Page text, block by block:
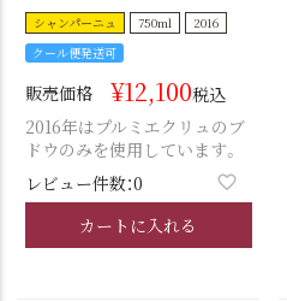
シャンパーニュ 750ml
2016
クール便発送可
販売価格 ¥12,100税込
2016年はプルミエクリュのブ
ドウのみを使用しています。
レビュー件数：0
カートに入れる